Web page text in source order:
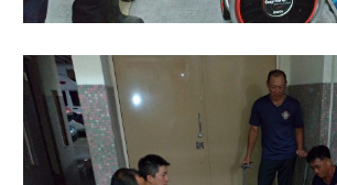
政
資
訊
公
開